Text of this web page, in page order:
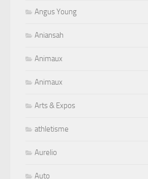
Angus Young
Aniansah
Animaux
Animaux
Arts & Expos
athletisme
Aurelio
Auto